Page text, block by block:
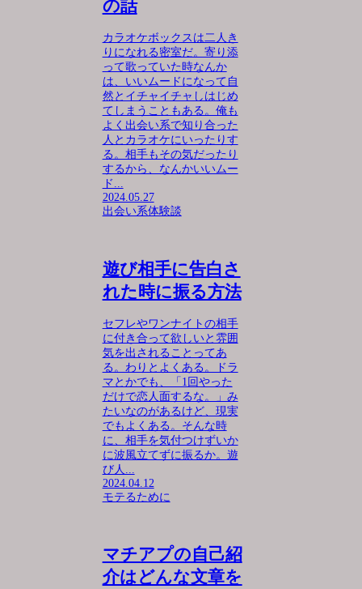
の話
カラオケボックスは二人き
りになれる密室だ。寄り添
って歌っていた時なんか
は、いいムードになって自
然とイチャイチャしはじめ
てしまうこともある。俺も
よく出会い系で知り合った
人とカラオケにいったりす
る。相手もその気だったり
するから、なんかいいムー
ド...
2024.05.27
出会い系体験談
遊び相手に告白さ
れた時に振る方法
セフレやワンナイトの相手
に付き合って欲しいと雰囲
気を出されることってあ
る。わりとよくある。ドラ
マとかでも、「1回やった
だけで恋人面するな。」み
たいなのがあるけど、現実
でもよくある。そんな時
に、相手を気付つけずいか
に波風立てずに振るか。遊
び人...
2024.04.12
モテるために
マチアプの自己紹
介はどんな文章を